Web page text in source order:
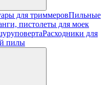
для триммеровПильные
пистолеты для моек
Расходники для
пилы